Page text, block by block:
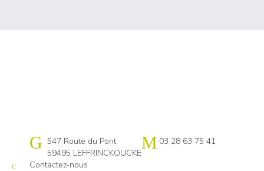
Cap emploi 59-62 Flandres littoral
547 Route du Pont
59495 LEFFRINCKOUCKE
03 28 63 75 41
Contactez-nous